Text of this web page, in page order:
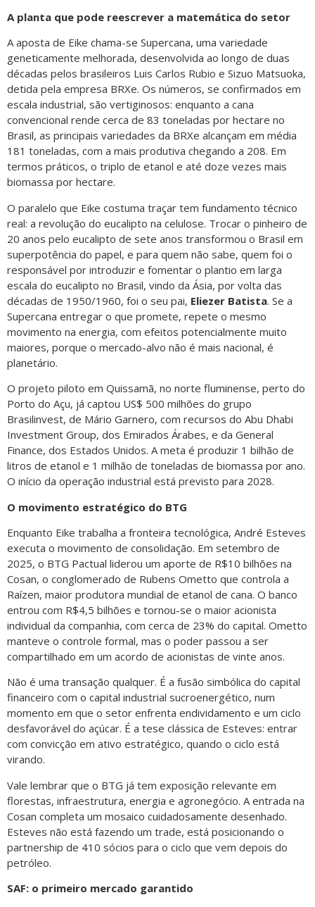
A planta que pode reescrever a matemática do setor
A aposta de Eike chama-se Supercana, uma variedade
geneticamente melhorada, desenvolvida ao longo de duas
décadas pelos brasileiros Luis Carlos Rubio e Sizuo Matsuoka,
detida pela empresa BRXe. Os números, se confirmados em
escala industrial, são vertiginosos: enquanto a cana
convencional rende cerca de 83 toneladas por hectare no
Brasil, as principais variedades da BRXe alcançam em média
181 toneladas, com a mais produtiva chegando a 208. Em
termos práticos, o triplo de etanol e até doze vezes mais
biomassa por hectare.
O paralelo que Eike costuma traçar tem fundamento técnico
real: a revolução do eucalipto na celulose. Trocar o pinheiro de
20 anos pelo eucalipto de sete anos transformou o Brasil em
superpotência do papel, e para quem não sabe, quem foi o
responsável por introduzir e fomentar o plantio em larga
escala do eucalipto no Brasil, vindo da Ásia, por volta das
décadas de 1950/1960, foi o seu pai, Eliezer Batista. Se a
Supercana entregar o que promete, repete o mesmo
movimento na energia, com efeitos potencialmente muito
maiores, porque o mercado-alvo não é mais nacional, é
planetário.
O projeto piloto em Quissamã, no norte fluminense, perto do
Porto do Açu, já captou US$ 500 milhões do grupo
Brasilinvest, de Mário Garnero, com recursos do Abu Dhabi
Investment Group, dos Emirados Árabes, e da General
Finance, dos Estados Unidos. A meta é produzir 1 bilhão de
litros de etanol e 1 milhão de toneladas de biomassa por ano.
O início da operação industrial está previsto para 2028.
O movimento estratégico do BTG
Enquanto Eike trabalha a fronteira tecnológica, André Esteves
executa o movimento de consolidação. Em setembro de
2025, o BTG Pactual liderou um aporte de R$10 bilhões na
Cosan, o conglomerado de Rubens Ometto que controla a
Raízen, maior produtora mundial de etanol de cana. O banco
entrou com R$4,5 bilhões e tornou-se o maior acionista
individual da companhia, com cerca de 23% do capital. Ometto
manteve o controle formal, mas o poder passou a ser
compartilhado em um acordo de acionistas de vinte anos.
Não é uma transação qualquer. É a fusão simbólica do capital
financeiro com o capital industrial sucroenergético, num
momento em que o setor enfrenta endividamento e um ciclo
desfavorável do açúcar. É a tese clássica de Esteves: entrar
com convicção em ativo estratégico, quando o ciclo está
virando.
Vale lembrar que o BTG já tem exposição relevante em
florestas, infraestrutura, energia e agronegócio. A entrada na
Cosan completa um mosaico cuidadosamente desenhado.
Esteves não está fazendo um trade, está posicionando o
partnership de 410 sócios para o ciclo que vem depois do
petróleo.
SAF: o primeiro mercado garantido